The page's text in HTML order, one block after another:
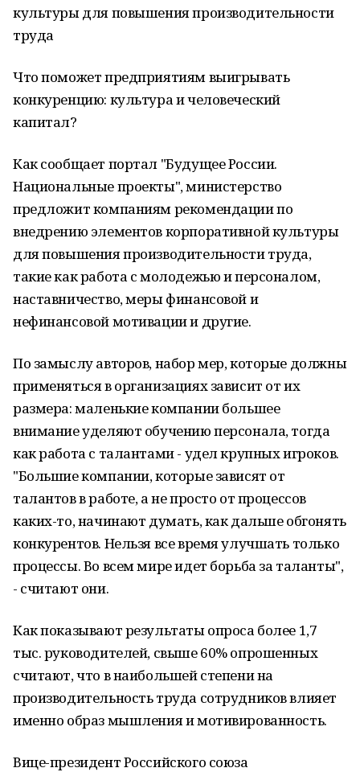
культуры для повышения производительности
труда
Что поможет предприятиям выигрывать
конкуренцию: культура и человеческий
капитал?
Как сообщает портал "Будущее России.
Национальные проекты", министерство
предложит компаниям рекомендации по
внедрению элементов корпоративной культуры
для повышения производительности труда,
такие как работа с молодежью и персоналом,
наставничество, меры финансовой и
нефинансовой мотивации и другие.
По замыслу авторов, набор мер, которые должны
применяться в организациях зависит от их
размера: маленькие компании большее
внимание уделяют обучению персонала, тогда
как работа с талантами - удел крупных игроков.
"Большие компании, которые зависят от
талантов в работе, а не просто от процессов
каких-то, начинают думать, как дальше обгонять
конкурентов. Нельзя все время улучшать только
процессы. Во всем мире идет борьба за таланты",
- считают они.
Как показывают результаты опроса более 1,7
тыс. руководителей, свыше 60% опрошенных
считают, что в наибольшей степени на
производительность труда сотрудников влияет
именно образ мышления и мотивированность.
Вице-президент Российского союза